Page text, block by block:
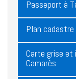
Passeport à
Plan cadastre
Carte grise et
Camarès